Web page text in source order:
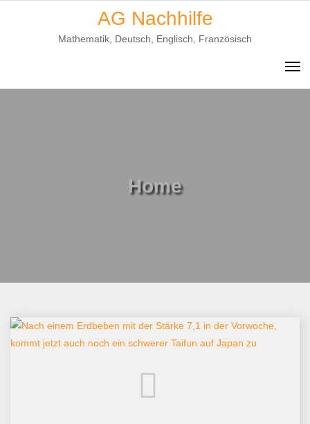
AG Nachhilfe
Mathematik, Deutsch, Englisch, Französisch
Home